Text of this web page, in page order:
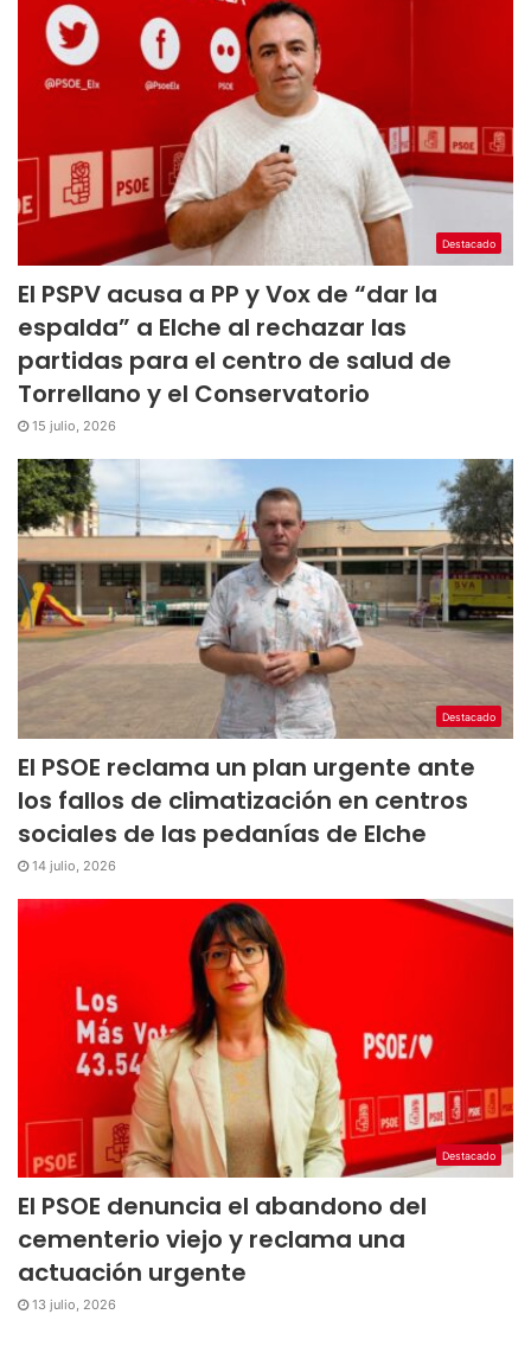
Destacado
El PSPV acusa a PP y Vox de “dar la
espalda” a Elche al rechazar las
partidas para el centro de salud de
Torrellano y el Conservatorio
15 julio, 2026
Destacado
El PSOE reclama un plan urgente ante
los fallos de climatización en centros
sociales de las pedanías de Elche
14 julio, 2026
Destacado
El PSOE denuncia el abandono del
cementerio viejo y reclama una
actuación urgente
13 julio, 2026